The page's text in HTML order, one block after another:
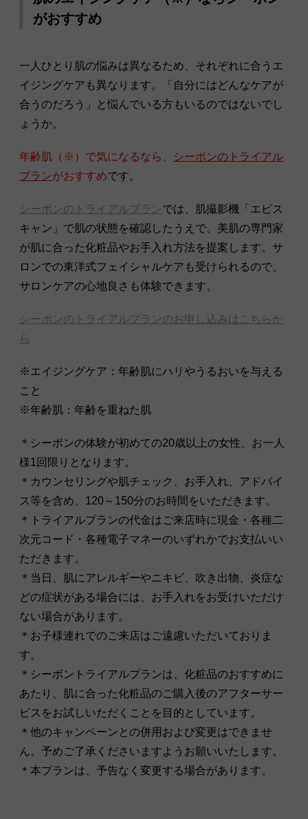
がおすすめ
一人ひとり肌の悩みは異なるため、それぞれに合うエ
イジングケアも異なります。「自分にはどんなケアが
合うのだろう」と悩んでいる方もいるのではないでし
ょうか。
年齢肌（※）で気になるなら、
シーボンのトライアル
プランがおすすめです。
シーボンのトライアルプランでは、肌撮影機「エピス
キャン」で肌の状態を確認したうえで、美肌の専門家
が肌に合った化粧品やお手入れ方法を提案します。サ
ロンでの東洋式フェイシャルケアも受けられるので、
サロンケアの心地良さも体験できます。
シーボンのトライアルプランのお申し込みはこちらか
ら
※エイジングケア：年齢肌にハリやうるおいを与える
こと
※年齢肌：年齢を重ねた肌
＊シーボンの体験が初めての20歳以上の女性、お一人
様1回限りとなります。
＊カウンセリングや肌チェック、お手入れ、アドバイ
ス等を含め、120～150分のお時間をいただきます。
＊トライアルプランの代金はご来店時に現金・各種二
次元コード・各種電子マネーのいずれかでお支払いい
ただきます。
＊当日、肌にアレルギーやニキビ、吹き出物、炎症な
どの症状がある場合には、お手入れをお受けいただけ
ない場合があります。
＊お子様連れでのご来店はご遠慮いただいておりま
す。
＊シーボントライアルプランは、化粧品のおすすめに
あたり、肌に合った化粧品のご購入後のアフターサー
ビスをお試しいただくことを目的としています。
＊他のキャンペーンとの併用および変更はできませ
ん。予めご了承くださいますようお願いいたします。
＊本プランは、予告なく変更する場合があります。